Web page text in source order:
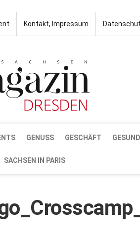
Kontakt, Impressum
GENUSS GESCHÄFT
SACHSEN IN PARIS